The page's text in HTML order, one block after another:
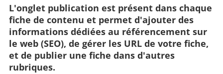
L'onglet publication est présent dans chaque
fiche de contenu et permet d'ajouter des
informations dédiées au référencement sur
le web (SEO), de gérer les URL de votre fiche,
et de publier une fiche dans d'autres
rubriques.